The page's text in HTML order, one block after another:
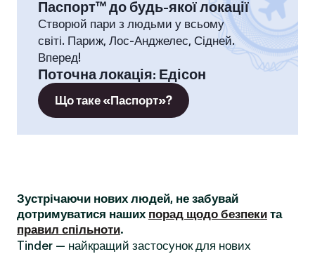
Паспорт™ до будь-якої локації
Створюй пари з людьми у всьому
світі. Париж, Лос-Анджелес, Сідней.
Вперед!
Поточна локація: Едісон
Що таке «Паспорт»?
Зустрічаючи нових людей, не забувай
дотримуватися наших порад щодо безпеки та
правил спільноти.
Tinder — найкращий застосунок для нових